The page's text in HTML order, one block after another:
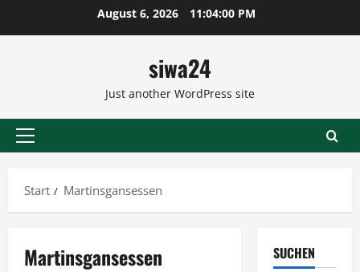
August 6, 2026 11:04:00 PM
siwa24
Just another WordPress site
Primäres
Start
Martinsgansessen
Martinsgansessen SUCHEN